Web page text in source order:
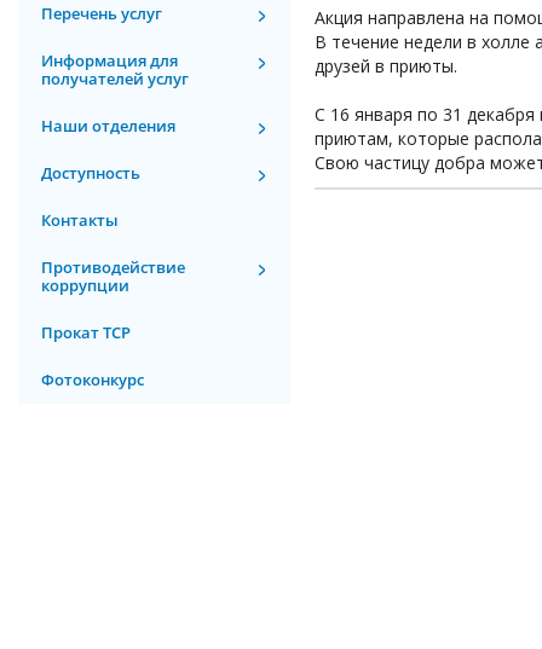
Перечень услуг
Информация для
получателей услуг
Наши отделения
Доступность
Контакты
Противодействие
коррупции
Прокат ТСР
Фотоконкурс
Акция направлена на
В течение недели в холле
друзей в приюты.
С 16 января по 31
приютам, которые
Свою частицу добра